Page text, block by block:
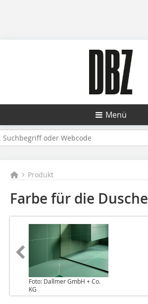
Menü
Produkt
Farbe für die Dusche
Foto: Dallmer GmbH + Co.
KG